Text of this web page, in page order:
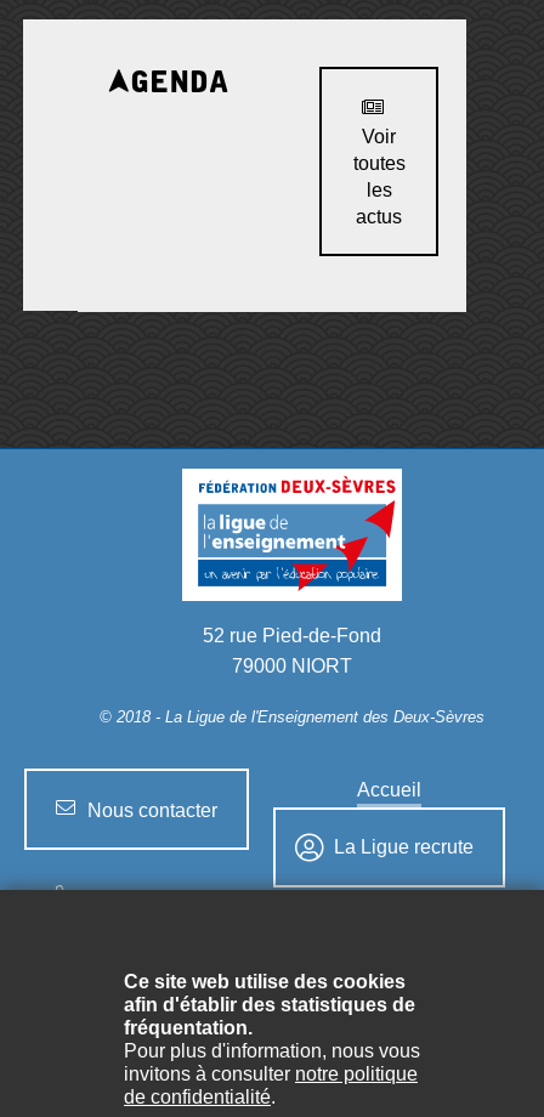
Agenda
Voir
toutes
les
actus
52 rue Pied-de-Fond
79000 NIORT
© 2018 - La Ligue de l'Enseignement des Deux-Sèvres
Nous contacter
Accueil
La Ligue recrute
Accessibilité
Ce site web utilise des cookies
afin d'établir des statistiques de
fréquentation.
Pour plus d'information, nous vous
invitons à consulter notre politique
de confidentialité.